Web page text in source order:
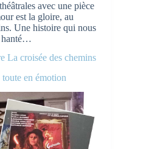
avec une pièce
est la gloire, au
Une histoire qui nous
hanté…
La croisée des chemins
en émotion